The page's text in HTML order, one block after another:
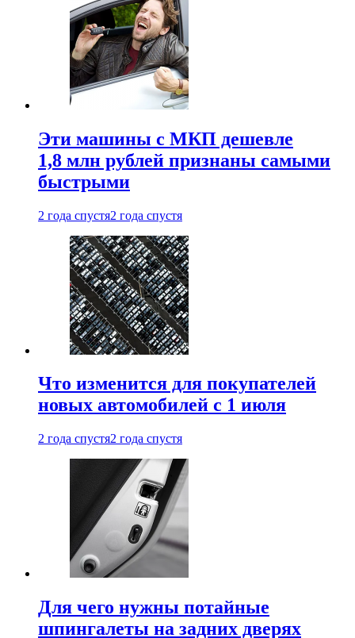
Эти машины с МКП дешевле
1,8 млн рублей признаны самыми
быстрыми
2 года спустя2 года спустя
Что изменится для покупателей
новых автомобилей с 1 июля
2 года спустя2 года спустя
Для чего нужны потайные
шпингалеты на задних дверях